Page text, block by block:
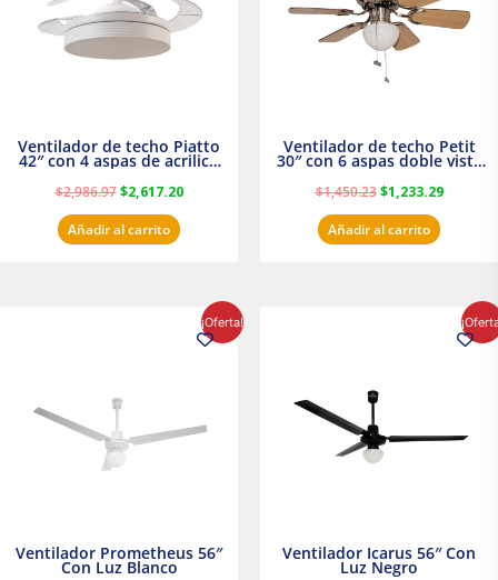
Ventilador de techo Piatto
42″ con 4 aspas de acrilico
transparente
$2,986.97 $2,617.20
Añadir al carrito
Ventilador de techo Petit
30″ con 6 aspas doble vista
Satinado Masterfan
$1,450.23 $1,233.29
Añadir al carrito
¡Oferta!
Ventilador Prometheus 56″
Con Luz Blanco
precio
actual
Ventilador Icarus 56″ Con
Luz Negro
precio
actual